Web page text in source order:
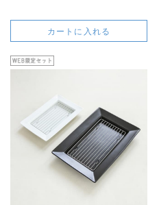
カートに入れる